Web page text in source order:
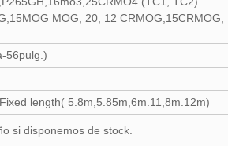
MOG, 20, 12 CRMOG,15CRMOG,
56pulg.)
length( 5.8m,5.85m,6m.11,8m.12m)
si disponemos de stock.